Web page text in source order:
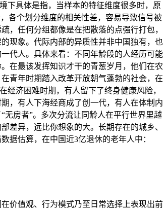
下具体是指，当样本的特征维度很多时，原
各个划分维度的相关性差，容易导致信号被
，任何分组都像是在把散落的点强行打包，
现象。代际内部的异质性并非中国独有，也
代人。具体来看：不同年龄段的人经历可能
在最该发挥知识才干的青葱岁月，他们在农
青年时期踏入改革开放朝气蓬勃的社会，在
经济困难时期，有人留下了终身健康风险，
，有人下海经商成了创一代，有人在体制内
房者”。多次分流让同龄人在平行世界里越
差异，远比你想象的大。长期存在的城乡、
据估算，在中国近3亿退休的老年人中：
价值观、行为模式乃至日常选择上表现出前